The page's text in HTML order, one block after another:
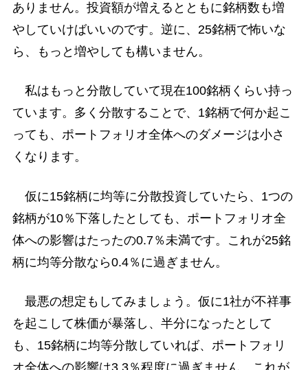
ありません。投資額が増えるとともに銘柄数も増
やしていけばいいのです。逆に、25銘柄で怖いな
ら、もっと増やしても構いません。
私はもっと分散していて現在100銘柄くらい持っ
ています。多く分散することで、1銘柄で何か起こ
っても、ポートフォリオ全体へのダメージは小さ
くなります。
仮に15銘柄に均等に分散投資していたら、1つの
銘柄が10％下落したとしても、ポートフォリオ全
体への影響はたったの0.7％未満です。これが25銘
柄に均等分散なら0.4％に過ぎません。
最悪の想定もしてみましょう。仮に1社が不祥事
を起こして株価が暴落し、半分になったとして
も、15銘柄に均等分散していれば、ポートフォリ
オ全体への影響は3.3％程度に過ぎません。これが